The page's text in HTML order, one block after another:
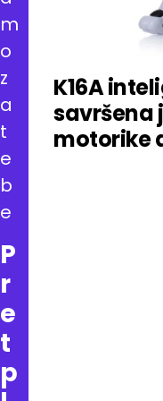
K16A
savršena
motorike
m
o
z
a
t
e
b
e
P
r
e
t
p